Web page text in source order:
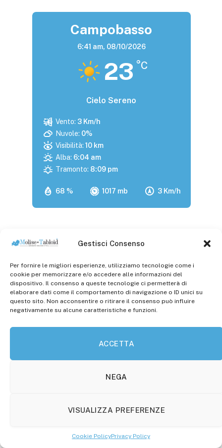
Gestisci Consenso
Per fornire le migliori esperienze, utilizziamo tecnologie come i
cookie per memorizzare e/o accedere alle informazioni del
dispositivo. Il consenso a queste tecnologie ci permetterà di
elaborare dati come il comportamento di navigazione o ID unici su
questo sito. Non acconsentire o ritirare il consenso può influire
negativamente su alcune caratteristiche e funzioni.
ACCETTA
NEGA
VISUALIZZA PREFERENZE
Cookie PolicyPrivacy Policy
Campobasso
6:41 am, 08/10/2026
23 °C
Cielo Sereno
68 % 1017 mb 3 Km/h
Vento: 3 Km/h
Nuvole: 0%
Visibilità: 10 km
Alba: 6:04 am
Tramonto: 8:09 pm